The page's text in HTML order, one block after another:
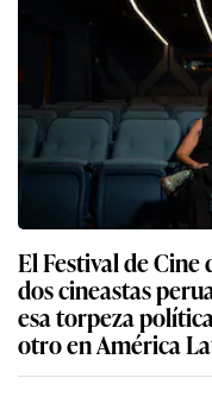
El Festival de Cine
dos cineastas
esa torpeza
otro en América